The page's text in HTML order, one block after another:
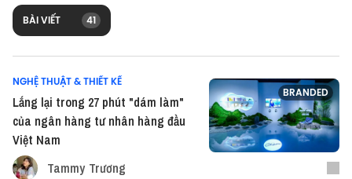
BÀI VIẾT 41
BRANDED
NGHỆ THUẬT & THIẾT KẾ
Lắng lại trong 27 phút "dám làm"
của ngân hàng tư nhân hàng đầu
Việt Nam
Tammy Trương